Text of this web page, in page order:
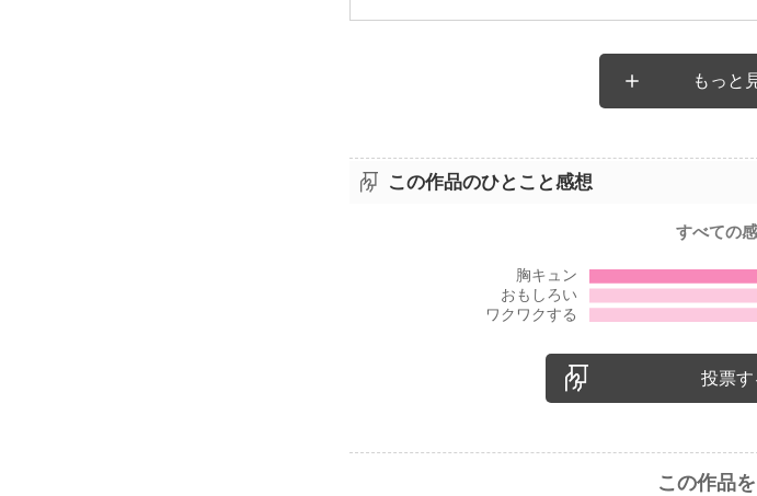
もっと
この作品のひとこと感想
すべての
投票す
この作品